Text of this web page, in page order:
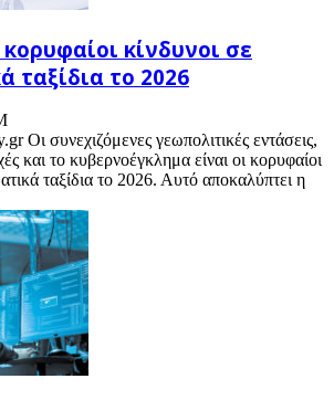
κορυφαίοι κίνδυνοι σε
ταξίδια το 2026
Οι συνεχιζόμενες γεωπολιτικές εντάσεις,
και το κυβερνοέγκλημα είναι οι κορυφαίοι
ταξίδια το 2026. Αυτό αποκαλύπτει η